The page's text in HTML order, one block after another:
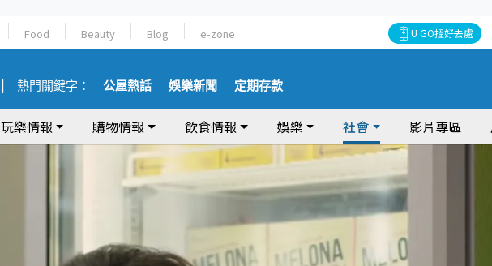
Food Beauty Blog e-zone U GO搵好去處
熱門關鍵字： 公屋熱話 娛樂新聞 定期存款
玩樂情報 購物情報 飲食情報 娛樂 社會 影片專區